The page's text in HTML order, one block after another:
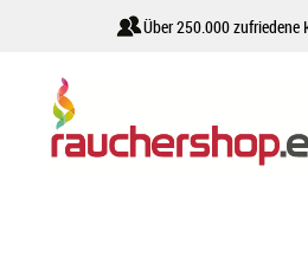
Über 250.000 zufriedene